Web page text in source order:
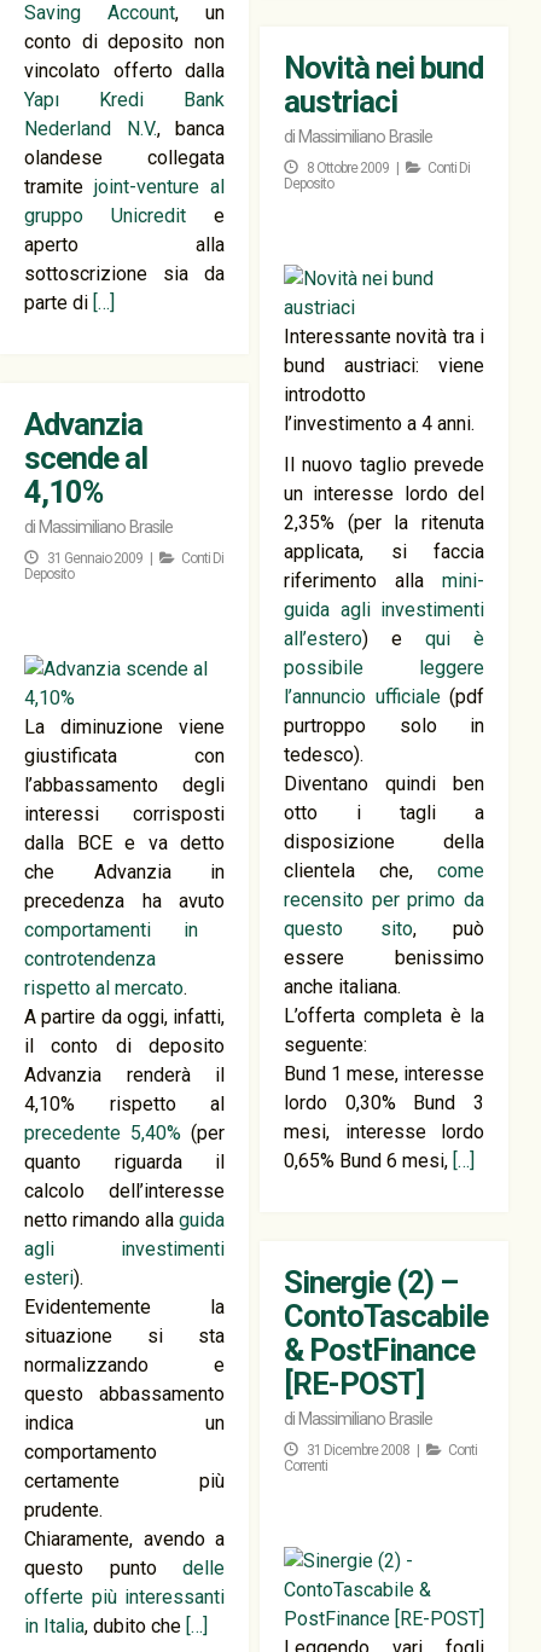
Saving Account, un
conto di deposito non
vincolato offerto dalla
Yapı Kredi Bank
Nederland N.V., banca
olandese collegata
tramitejoint-venture al
gruppo Unicredit e
aperto alla
sottoscrizione sia da
parte di […]
Novità nei bund
austriaci
di Massimiliano Brasile
8 Ottobre 2009 |
Conti Di
Deposito
Interessante novità tra i
bund austriaci: viene
introdotto
l’investimento a 4 anni.
Il nuovo taglio prevede
un interesse lordo del
2,35% (per la ritenuta
applicata, si faccia
riferimento allamini-
guida agli investimenti
all’estero) equi è
possibile leggere
l’annuncio ufficiale(pdf
purtroppo solo in
tedesco).
Diventano quindi ben
otto i tagli a
disposizione della
clientela che,come
recensito per primo da
questo sito, può
essere benissimo
anche italiana.
L’offerta completa è la
seguente:
Bund 1 mese, interesse
lordo 0,30% Bund 3
mesi, interesse lordo
0,65% Bund 6 mesi, […]
Advanzia
scende al
4,10%
di Massimiliano Brasile
31 Gennaio 2009 |
Conti Di
Deposito
La diminuzione viene
giustificata con
l’abbassamento degli
interessi corrisposti
dalla BCE e va detto
che Advanzia in
precedenza ha avuto
comportamenti in
controtendenza
rispetto al mercato.
A partire da oggi, infatti,
il conto di deposito
Advanzia renderà il
4,10% rispetto al
precedente 5,40% (per
quanto riguarda il
calcolo dell’interesse
netto rimando allaguida
agli investimenti
esteri).
Evidentemente la
situazione si sta
normalizzando e
questo abbassamento
indica un
comportamento
certamente più
prudente.
Chiaramente, avendo a
questo puntodelle
offerte più interessanti
in Italia, dubito che […]
Sinergie (2) –
ContoTascabile
& PostFinance
[RE-POST]
di Massimiliano Brasile
31 Dicembre 2008 |
Conti
Correnti